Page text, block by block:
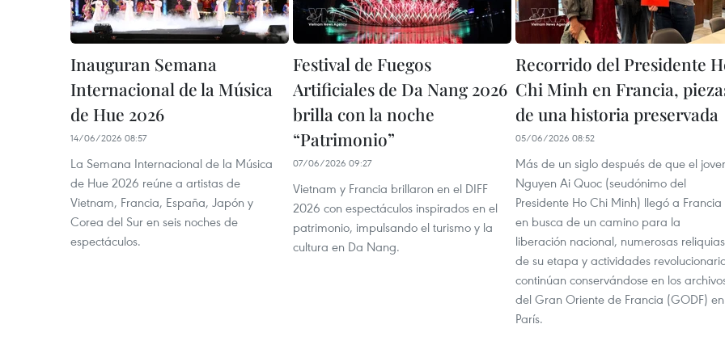
Inauguran Semana
Internacional de la Música
de Hue 2026
14/06/2026 08:57
La Semana Internacional de la Música
de Hue 2026 reúne a artistas de
Vietnam, Francia, España, Japón y
Corea del Sur en seis noches de
espectáculos.
Festival de Fuegos
Artificiales de Da Nang 2026
brilla con la noche
“Patrimonio”
07/06/2026 09:27
Vietnam y Francia brillaron en el DIFF
2026 con espectáculos inspirados en el
patrimonio, impulsando el turismo y la
cultura en Da Nang.
Recorrido del Presidente
Chi Minh en Francia,
de una historia preservada
05/06/2026 08:52
Más de un siglo después de que el
Nguyen Ai Quoc (seudónimo del
Presidente Ho Chi Minh) llegó a Francia
en busca de un camino para la
liberación nacional, numerosas reliquias
de su etapa y actividades
continúan conservándose en los
del Gran Oriente de Francia (GODF) en
París.